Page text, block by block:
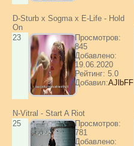
D-Sturb x Sogma x E-Life - Hold
On
23
Просмотров:
845
Добавлено:
19.06.2020
Рейтинг: 5.0
Добавил:AJlbFF
N-Vitral - Start A Riot
25
Просмотров:
781
Добавлено: